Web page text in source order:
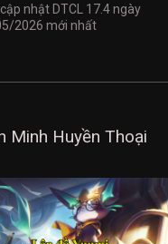
nhật DTCL 17.4 ngày
2026 mới nhất
Minh Huyền Thoại